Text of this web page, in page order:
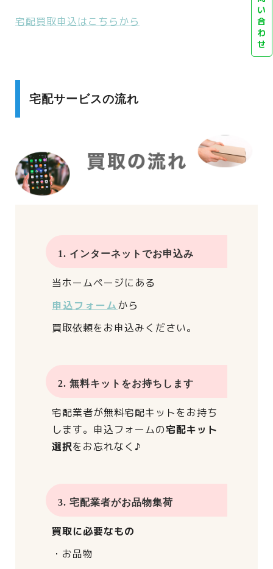
宅配買取申込はこちらから
宅配サービスの流れ
1. インターネットでお申込み
当ホームページにある
申込フォームから
買取依頼をお申込みください。
2. 無料キットをお持ちします
宅配業者が無料宅配キットをお持ち
します。 申込フォームの宅配キット
選択をお忘れなく♪
3. 宅配業者がお品物集荷
買取に必要なもの
・お品物
い
合
わ
せ